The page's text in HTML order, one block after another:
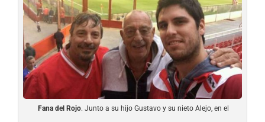
Fana del Rojo. Junto a su hijo Gustavo y su nieto Alejo, en el